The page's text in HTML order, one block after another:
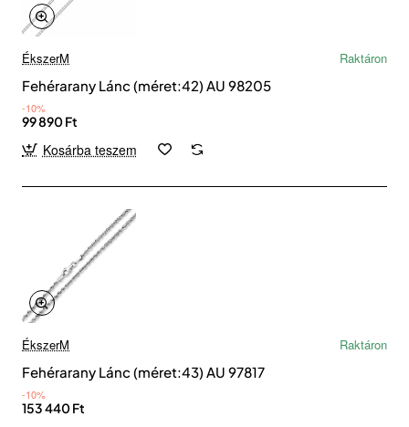
ÉkszerM
Raktáron
Fehérarany Lánc (méret:42) AU 98205
-10%
99 890 Ft
Kosárba teszem
ÉkszerM
Raktáron
Fehérarany Lánc (méret:43) AU 97817
-10%
153 440 Ft